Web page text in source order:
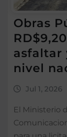
Obras
asfaltar
nivel
Jul 1, 2026
El Ministerio